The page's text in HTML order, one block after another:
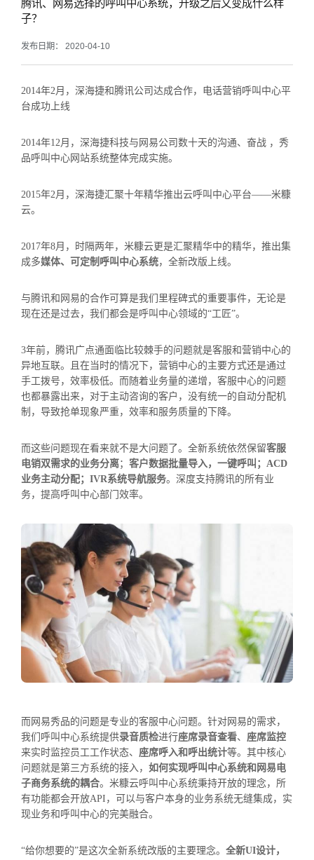
腾讯、网易选择的呼叫中心系统，升级之后又变成什么样
子？
发布日期： 2020-04-10
2014年2月，深海捷和腾讯公司达成合作，电话营销呼叫中心平
台成功上线
2014年12月，深海捷科技与网易公司数十天的沟通、奋战 ，秀
品呼叫中心网站系统整体完成实施。
2015年2月，深海捷汇聚十年精华推出云呼叫中心平台——米糠
云。
2017年8月，时隔两年，米糠云更是汇聚精华中的精华，推出集
成多媒体、可定制呼叫中心系统，全新改版上线。
与腾讯和网易的合作可算是我们里程碑式的重要事件，无论是
现在还是过去，我们都会是呼叫中心领域的“工匠”。
3年前，腾讯广点通面临比较棘手的问题就是客服和营销中心的
异地互联。且在当时的情况下，营销中心的主要方式还是通过
手工拨号，效率极低。而随着业务量的递增，客服中心的问题
也都暴露出来，对于主动咨询的客户，没有统一的自动分配机
制，导致抢单现象严重，效率和服务质量的下降。
而这些问题现在看来就不是大问题了。全新系统依然保留客服
电销双需求的业务分离 ； 客户数据批量导入，一键呼叫；ACD
业务主动分配；IVR系统导航服务。深度支持腾讯的所有业
务，提高呼叫中心部门效率。
而网易秀品的问题是专业的客服中心问题。针对网易的需求，
我们呼叫中心系统提供录音质检进行座席录音查看、 座席监控
来实时监控员工工作状态、 座席呼入和呼出统计等。其中核心
问题就是第三方系统的接入， 如何实现呼叫中心系统和网易电
子商务系统的耦合。米糠云呼叫中心系统秉持开放的理念，所
有功能都会开放API，可以与客户本身的业务系统无缝集成，实
现业务和呼叫中心的完美融合。
“给你想要的”是这次全新系统改版的主要理念。 全新UI设计，